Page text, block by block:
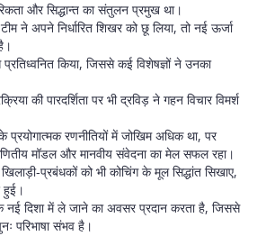
और सिद्धान्त का संतुलन प्रमुख था।
ने अपने निर्धारित शिखर को छू लिया, तो नई ऊर्जा
किया, जिससे कई विशेषज्ञों ने उनका
की पारदर्शिता पर भी द्रविड़ ने गहन विचार विमर्श
रणनीतियों में जोखिम अधिक था, पर
मॉडल और मानवीय संवेदना का मेल सफल रहा।
को भी कोचिंग के मूल सिद्धांत सिखाए,
हुई।
नई दिशा में ले जाने का अवसर प्रदान करता है, जिससे
परिभाषा संभव है।